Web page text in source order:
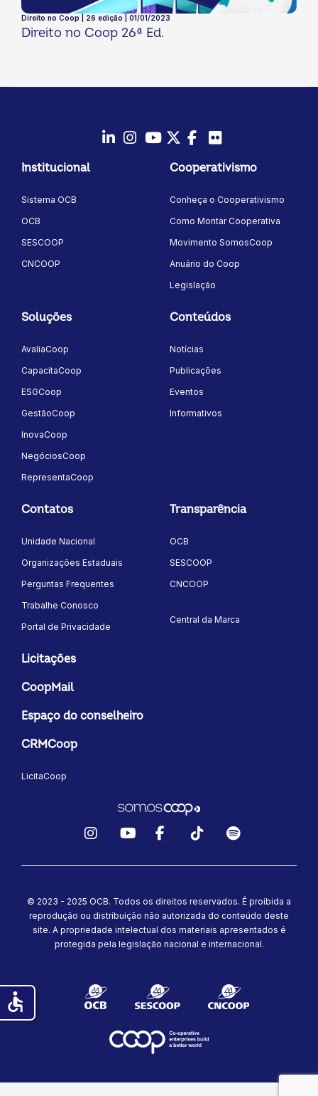
Direito no Coop | 26 edição | 01/01/2023
Direito no Coop 26ª Ed.
Instagram
YoutubeTwitter/X
Facebook
Institucional
Sistema OCB
OCB
SESCOOP
CNCOOP
Cooperativismo
Conheça o Cooperativismo
Como Montar Cooperativa
Movimento SomosCoop
Anuário do Coop
Legislação
Soluções
AvaliaCoop
CapacitaCoop
ESGCoop
GestãoCoop
InovaCoop
NegóciosCoop
RepresentaCoop
Conteúdos
Notícias
Publicações
Eventos
Informativos
Contatos
Unidade Nacional
Organizações Estaduais
Perguntas Frequentes
Trabalhe Conosco
Portal de Privacidade
Transparência
OCB
SESCOOP
CNCOOP
Central da Marca
Licitações
CoopMail
Espaço do conselheiro
CRMCoop
LicitaCoop
© 2023 - 2025 OCB. Todos os direitos reservados. É proibida a
reprodução ou distribuição não autorizada do conteúdo deste
site. A propriedade intelectual dos materiais apresentados é
protegida pela legislação nacional e internacional.
accessible